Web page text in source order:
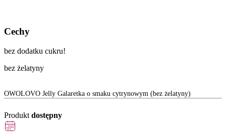
Cechy
bez dodatku cukru!
bez żelatyny
OWOLOVO Jelly Galaretka o smaku cytrynowym (bez żelatyny)
Produkt dostępny